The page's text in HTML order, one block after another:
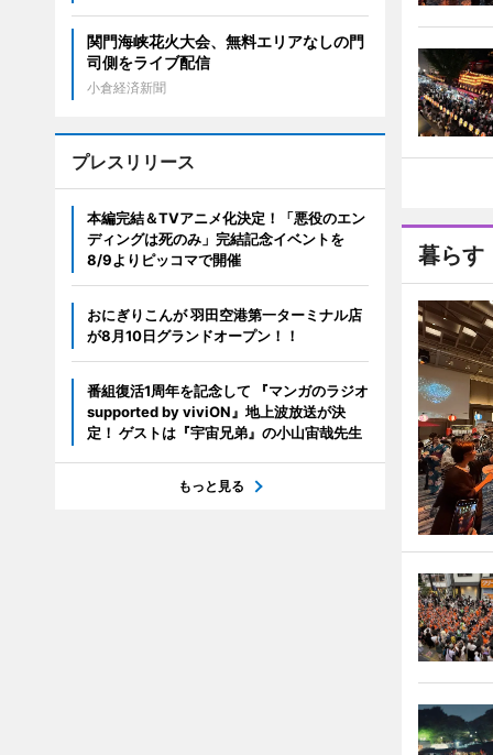
暮らす
関門海峡花火大会、無料エリアなしの門
司側をライブ配信
小倉経済新聞
プレスリリース
本編完結＆TVアニメ化決定！「悪役のエン
ディングは死のみ」完結記念イベントを
8/9よりピッコマで開催
おにぎりこんが 羽田空港第一ターミナル店
が8月10日グランドオープン！！
番組復活1周年を記念して 『マンガのラジオ
supported by viviON』地上波放送が決
定！ ゲストは『宇宙兄弟』の小山宙哉先生
もっと見る